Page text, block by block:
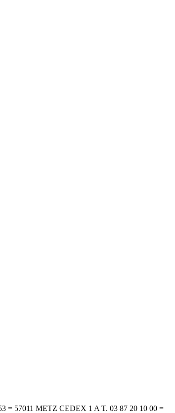
= 57011 METZ CEDEX 1 A T. 03 87 20 10 00 =